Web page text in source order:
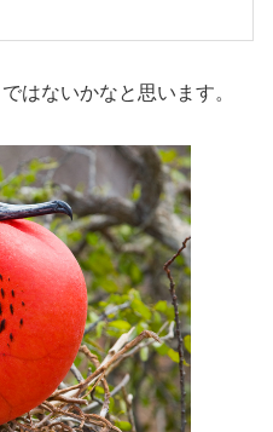
ではないかなと思います。